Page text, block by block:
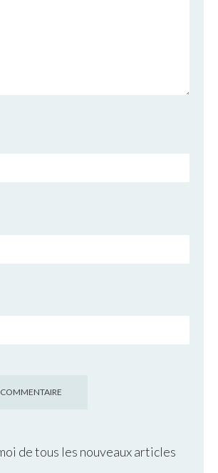
de tous les nouveaux articles